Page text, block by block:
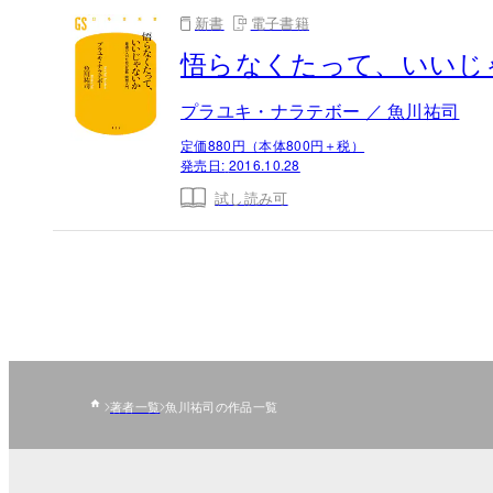
新書 電子書籍
悟らなくたって、いいじ
プラユキ・ナラテボー ／ 魚川祐司
定価880円（本体800円＋税）
発売日: 2016.10.28
試し読み可
著者一覧 魚川祐司の作品一覧